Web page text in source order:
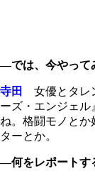
―では、今やって
寺田
女優とタレ
ーズ・エンジェ
ね。格闘モノと
ターとか。
―何をレポート